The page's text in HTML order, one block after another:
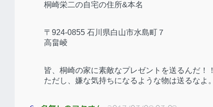
桐崎栄二の自宅の住所&本名
〒924-0855 石川県白山市水島町７
高畠崚
皆、桐崎の家に素敵なプレゼントを送るんだ！！
ただし、嫌な気持ちになるような物は送るなよ。